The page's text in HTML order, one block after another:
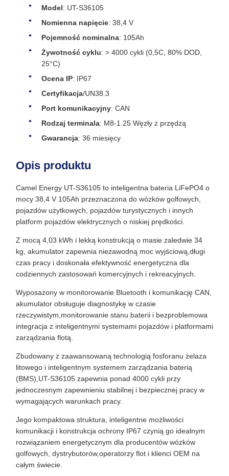
Model: UT-S36105
Nomienna napięcie: 38,4 V
Pojemność nominalna: 105Ah
Żywotność cyklu: > 4000 cykli (0,5C, 80% DOD,
25°C)
Ocena IP: IP67
Certyfikacja/UN38.3
Port komunikacyjny: CAN
Rodzaj terminala: M8-1.25 Węzły z przędzą
Gwarancja: 36 miesięcy
Opis produktu
Camel Energy UT-S36105 to inteligentna bateria LiFePO4 o
mocy 38,4 V 105Ah przeznaczona do wózków golfowych,
pojazdów użytkowych, pojazdów turystycznych i innych
platform pojazdów elektrycznych o niskiej prędkości.
Z mocą 4,03 kWh i lekką konstrukcją o masie zaledwie 34
kg, akumulator zapewnia niezawodną moc wyjściową,długi
czas pracy i doskonała efektywność energetyczna dla
codziennych zastosowań komercyjnych i rekreacyjnych.
Wyposażony w monitorowanie Bluetooth i komunikację CAN,
akumulator obsługuje diagnostykę w czasie
rzeczywistym,monitorowanie stanu baterii i bezproblemowa
integracja z inteligentnymi systemami pojazdów i platformami
zarządzania flotą.
Zbudowany z zaawansowaną technologią fosforanu żelaza
litowego i inteligentnym systemem zarządzania baterią
(BMS),UT-S36105 zapewnia ponad 4000 cykli przy
jednoczesnym zapewnieniu stabilnej i bezpiecznej pracy w
wymagających warunkach pracy.
Jego kompaktowa struktura, inteligentne możliwości
komunikacji i konstrukcja ochrony IP67 czynią go idealnym
rozwiązaniem energetycznym dla producentów wózków
golfowych, dystrybutorów,operatorzy flot i klienci OEM na
całym świecie.